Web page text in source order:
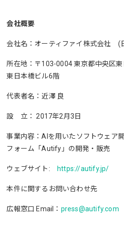
会社概要
会社名：オーティファイ株式会社 (
所在地：〒103-0004 東京都中央区
東日本橋ビル6階
代表者名：近澤 良
設 立： 2017年2月3日
事業内容：AIを用いたソフトウェア
フォーム「Autify」の開発・販売
ウェブサイト: https://autify.jp/
本件に関するお問い合わせ先
広報窓口 Email： press@autify.com